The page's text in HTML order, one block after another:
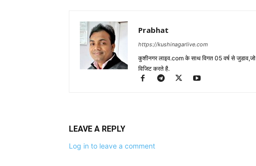
Prabhat
https://kushinagarlive.com
कुशीनगर लाइव.com के साथ विगत 05 वर्ष से जुडाव,जो
विजिट करते है.
LEAVE A REPLY
Log in to leave a comment